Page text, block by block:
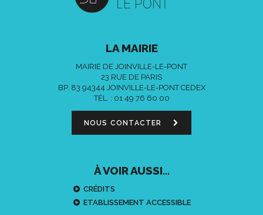
LA MAIRIE
MAIRIE DE JOINVILLE-LE-PONT
23 RUE DE PARIS
BP. 83 94344 JOINVILLE-LE-PONT CEDEX
TÉL. : 01 49 76 60 00
NOUS CONTACTER
À VOIR AUSSI...
CRÉDITS
ETABLISSEMENT ACCESSIBLE